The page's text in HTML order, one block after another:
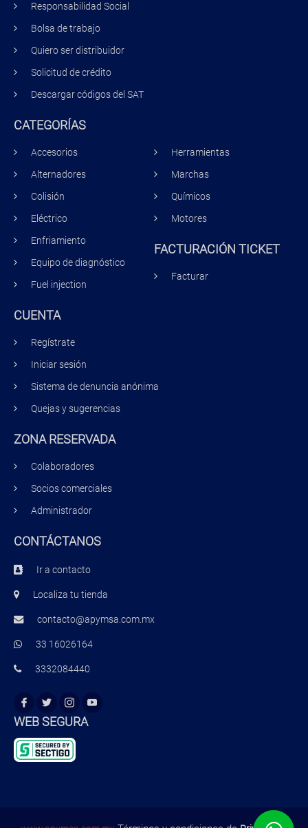
Responsabilidad Social
Bolsa de trabajo
Quiero ser distribuidor
Solicitud de crédito
Descargar códigos del SAT
CATEGORÍAS
Accesorios
Alternadores
Colisión
Eléctrico
Enfriamiento
Equipo de diagnóstico
Fuel injection
Herramientas
Marchas
Químicos
Motores
FACTURACIÓN TICKET
Facturar
CUENTA
Regístrate
Iniciar sesión
Sistema de denuncia anónima
Quejas y sugerencias
ZONA RESERVADA
Colaboradores
Socios comerciales
Administrador
CONTÁCTANOS
Ir a contacto
Localiza tu tienda
contacto@apymsa.com.mx
33 16026164
3332084440
WEB SEGURA